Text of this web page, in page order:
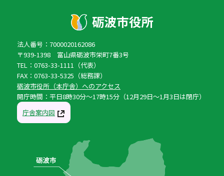
法人番号：7000020162086
〒939-1398 富山県砺波市栄町7番3号
TEL：0763-33-1111（代表）
FAX：0763-33-5325（総務課）
砺波市役所（本庁舎）へのアクセス
開庁時間：平日8時30分〜17時15分（12月29日〜1月3日は閉庁）
庁舎案内図